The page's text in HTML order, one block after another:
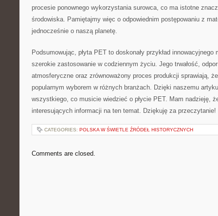
procesie ponownego wykorzystania surowca,‌ co ma istotne
środowiska. ‌Pamiętajmy ⁣więc o odpowiednim postępowaniu z
jednocześnie o naszą planetę.
Podsumowując, płyta PET to⁣ doskonały przykład innowacyjnego
szerokie zastosowanie ​w codziennym⁣ życiu. Jego trwałość,
‌atmosferyczne oraz zrównoważony proces produkcji sprawiają,
popularnym ​wyborem w różnych branżach. Dzięki naszemu
wszystkiego, co musicie wiedzieć o ⁢płycie⁤ PET. ‍Mam nadzieję,
interesujących ‍informacji na⁢ ten temat. ‍Dziękuję za‌ przeczytanie!
CATEGORIES: POLSKA W ŚWIETLE ŹRÓDEŁ HISTORYCZNYCH
Comments are closed.